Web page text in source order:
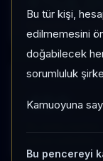
Bu tür kişi,
edilmemesini
doğabilecek
sorumluluk
Kamuoyuna
Bu pencereyi
SEO ÖNCELIKLI
450